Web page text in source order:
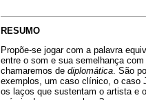
RESUMO
Propõe-se jogar com a palavra
entre o som e sua semelhança
chamaremos de diplomática. São
exemplos, um caso clínico, o caso
os laços que sustentam o artista e